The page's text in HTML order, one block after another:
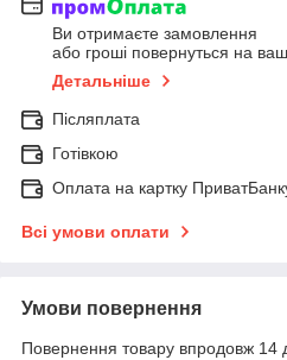
Ви отримаєте замовлення
або гроші повернуться на
Детальніше
Післяплата
Готівкою
Оплата на картку
Всі умови оплати
Умови повернення
Повернення товару впродовж 14